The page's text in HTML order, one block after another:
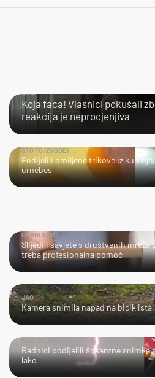
Koja faca! Vlasnici pokušali
reakcija je neprocjenjiva
ŠTO TO IZVODE?
Podijelili omiljene trikove iz
urnebes
URADI SAM?
Slijedili savjete s društvenih mreža
treba profesionalna pomoć
JAO...
Kamera snimila napad na
Radnici podijelili šokantne snimke
lako